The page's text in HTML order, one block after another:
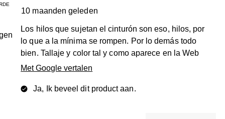
10 maanden geleden
Los hilos que sujetan el cinturón son eso, hilos, por
lo que a la mínima se rompen. Por lo demás todo
bien. Tallaje y color tal y como aparece en la Web
Met Google vertalen
Ja, Ik beveel dit product aan.